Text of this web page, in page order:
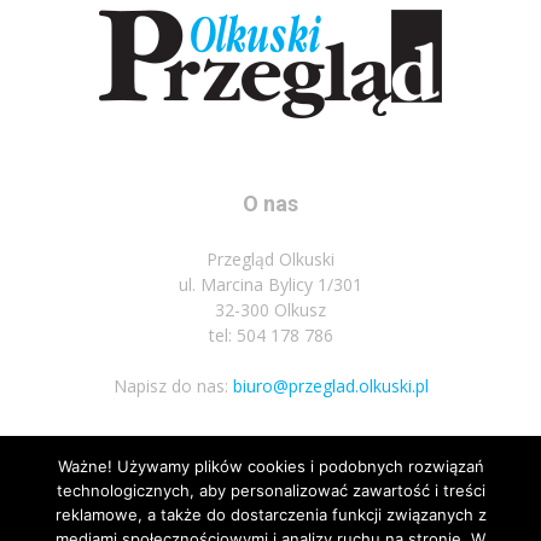
O nas
Przegląd Olkuski
ul. Marcina Bylicy 1/301
32-300 Olkusz
tel: 504 178 786
Napisz do nas: biuro@przeglad.olkuski.pl
Podążaj za nami
Ważne! Używamy plików cookies i podobnych rozwiązań
technologicznych, aby personalizować zawartość i treści
reklamowe, a także do dostarczenia funkcji związanych z